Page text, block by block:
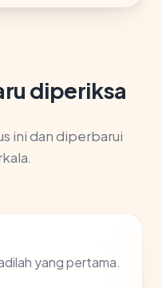
diperiksa
ini dan diperbarui
yang pertama.